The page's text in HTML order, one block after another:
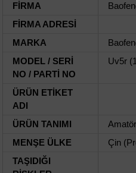
FİRMA
FİRMA ADRESİ
MARKA
MODEL / SERİ
NO / PARTİ NO
Uv5r
ÜRÜN ETİKET
ADI
ÜRÜN TANIMI
MENŞE ÜLKE
Çin
TAŞIDIĞI